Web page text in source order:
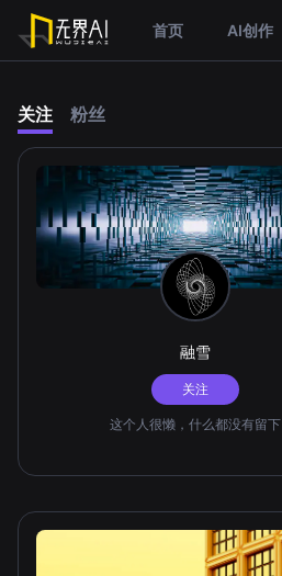
首页 AI创作
关注 粉丝
融雪
关注
这个人很懒，什么都没有留下